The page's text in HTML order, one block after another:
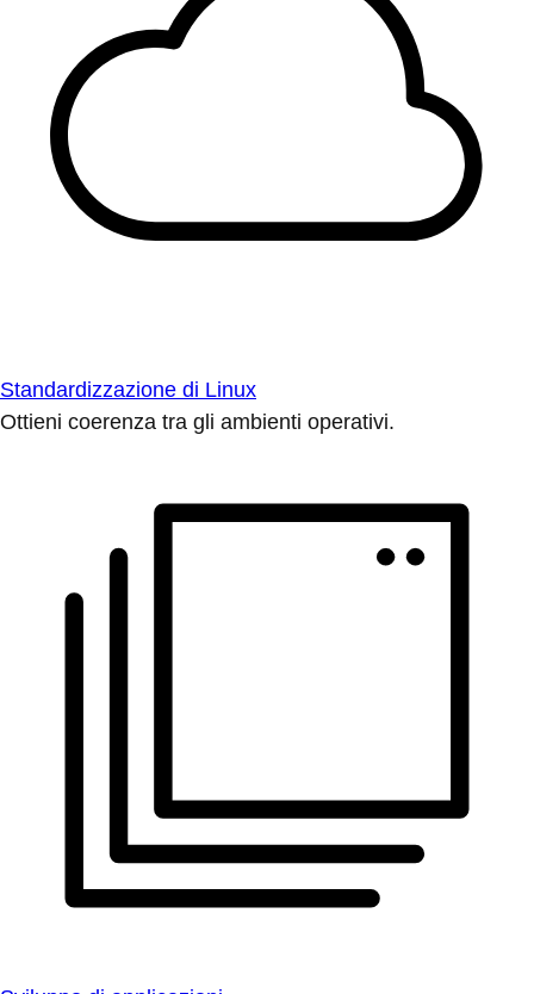
Standardizzazione di Linux
Ottieni coerenza tra gli ambienti operativi.